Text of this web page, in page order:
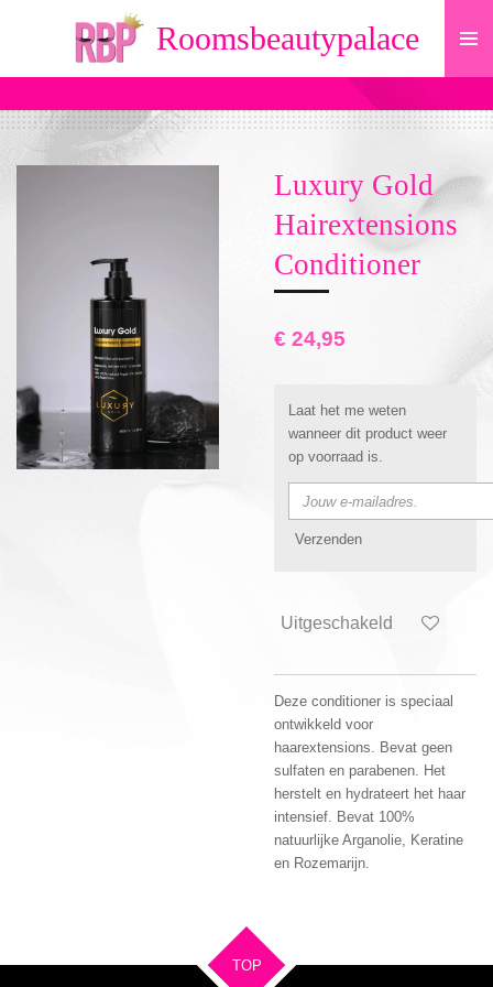
hoofdinhoud
Roomsbeautypalace
Luxury Gold
Hairextensions
Conditioner
€ 24,95
Laat het me weten
wanneer dit product weer
op voorraad is.
Verzenden
Uitgeschakeld
Deze conditioner is speciaal
ontwikkeld voor
haarextensions. Bevat geen
sulfaten en parabenen. Het
herstelt en hydrateert het haar
intensief. Bevat 100%
natuurlijke Arganolie, Keratine
en Rozemarijn.
TOP